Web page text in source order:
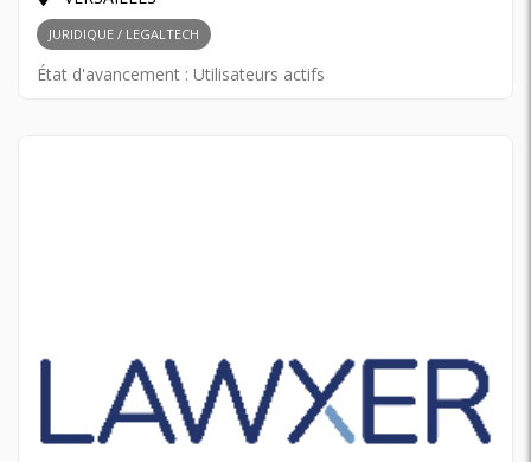
JURIDIQUE / LEGALTECH
État d'avancement : Utilisateurs actifs